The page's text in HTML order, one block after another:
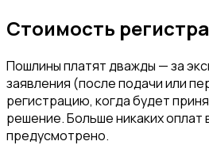
Стоимость
Пошлины платят дважды — за
заявления (после подачи или
регистрацию, когда будет
решение. Больше никаких оплат
предусмотрено.